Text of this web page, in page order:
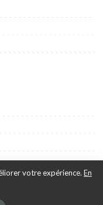
| Créé par Ewing
votre expérience. En